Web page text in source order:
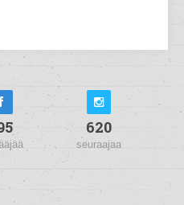
620
seuraajaa